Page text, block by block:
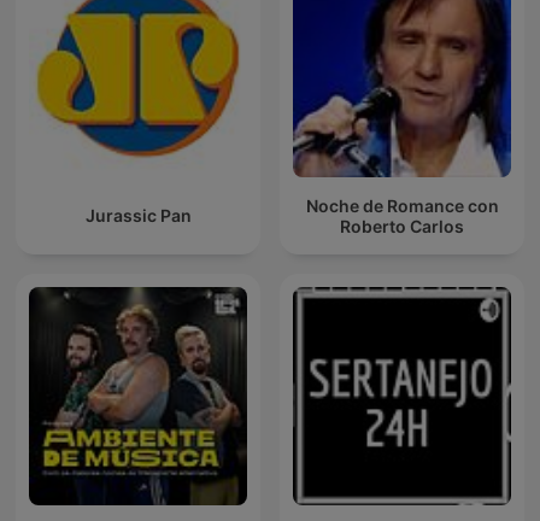
Jurassic Pan
Noche de Romance con
Roberto Carlos